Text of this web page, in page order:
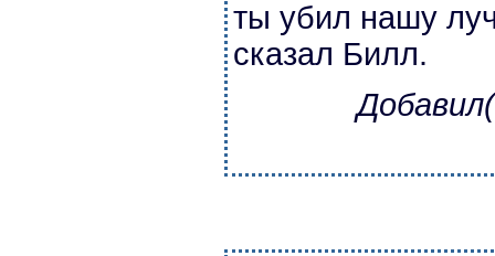
ты убил нашу
сказал Билл.